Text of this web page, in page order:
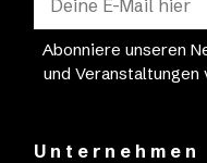
Abonniere unseren
und Veranstaltungen
Unternehmen